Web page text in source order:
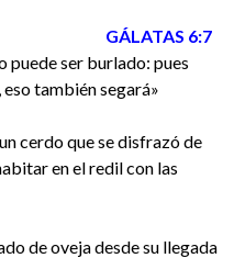
GÁLATAS 6:7
puede ser burlado: pues
también segará»
cerdo que se disfrazó de
en el redil con las
de oveja desde su llegada